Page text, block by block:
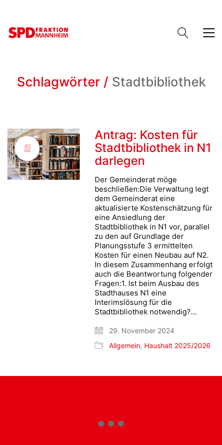
Schlagwörter / Stadtbibliothek
Antrag: Kosten für
Stadtbibliothek in N1
darlegen
Der Gemeinderat möge
beschließen:Die Verwaltung legt
dem Gemeinderat eine
aktualisierte Kostenschätzung für
eine Ansiedlung der
Stadtbibliothek in N1 vor, parallel
zu den auf Grundlage der
Planungsstufe 3 ermittelten
Kosten für einen Neubau auf N2.
In diesem Zusammenhang erfolgt
auch die Beantwortung folgender
Fragen:1. Ist beim Ausbau des
Stadthauses N1 eine
Interimslösung für die
Stadtbibliothek notwendig?…
29. November 2024
Allgemein, Haushalt 2025/2026